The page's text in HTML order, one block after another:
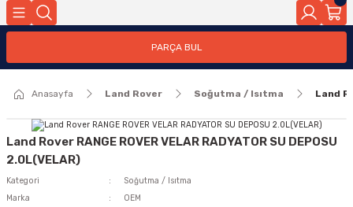
PARÇA BUL
Anasayfa Land Rover Soğutma / Isıtma Land
Land Rover RANGE ROVER VELAR RADYATOR SU DEPOSU
2.0L(VELAR)
Kategori
Soğutma / Isıtma
Marka
OEM